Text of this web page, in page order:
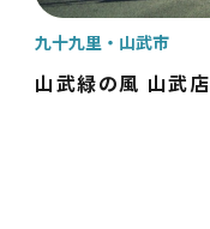
山武緑の風 山武店
九十九里 山武市